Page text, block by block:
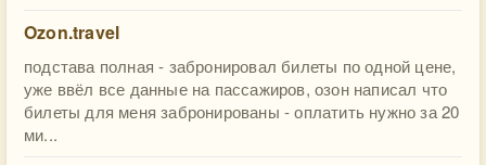
Ozon.travel
подстава полная - забронировал билеты по одной цене,
уже ввёл все данные на пассажиров, озон написал что
билеты для меня забронированы - оплатить нужно за 20
ми...